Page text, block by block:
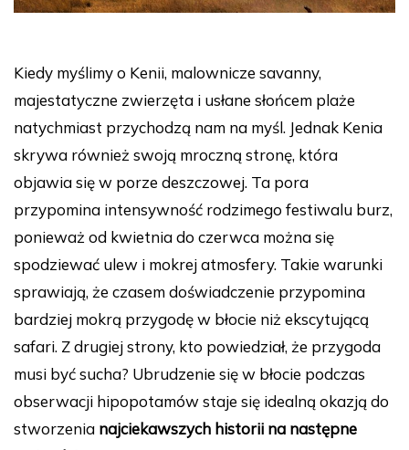
Kiedy myślimy o Kenii, malownicze savanny,
majestatyczne zwierzęta i usłane słońcem plaże
natychmiast przychodzą nam na myśl. Jednak Kenia
skrywa również swoją mroczną stronę, która
objawia się w porze deszczowej. Ta pora
przypomina intensywność rodzimego festiwalu burz,
ponieważ od kwietnia do czerwca można się
spodziewać ulew i mokrej atmosfery. Takie warunki
sprawiają, że czasem doświadczenie przypomina
bardziej mokrą przygodę w błocie niż ekscytującą
safari. Z drugiej strony, kto powiedział, że przygoda
musi być sucha? Ubrudzenie się w błocie podczas
obserwacji hipopotamów staje się idealną okazją do
stworzenia najciekawszych historii na następne